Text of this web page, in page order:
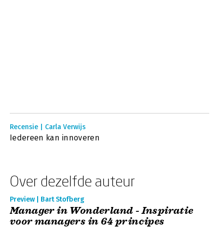
Recensie | Carla Verwijs
Iedereen kan innoveren
Over dezelfde auteur
Preview | Bart Stofberg
Manager in Wonderland - Inspiratie
voor managers in 64 principes